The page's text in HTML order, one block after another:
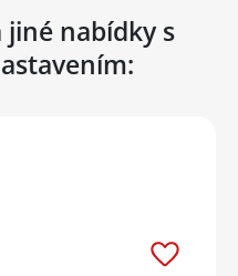
jiné nabídky s